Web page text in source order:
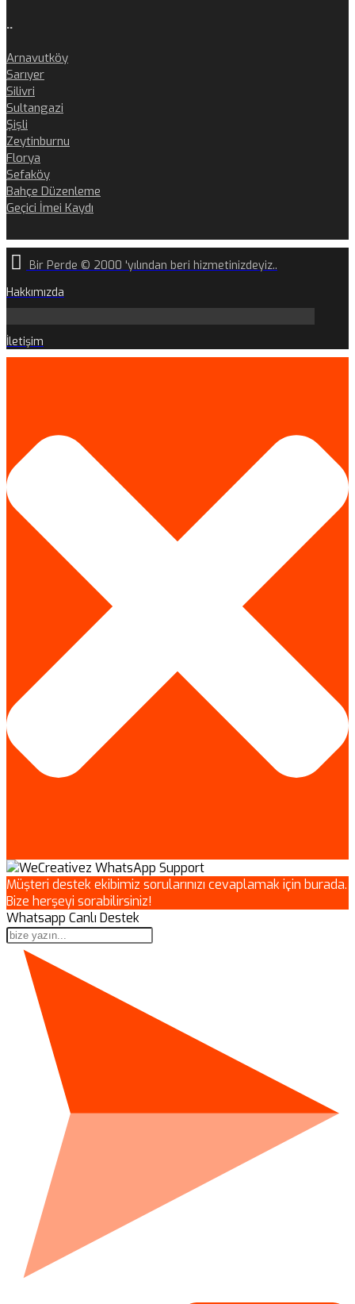
..
Arnavutköy
Sarıyer
Silivri
Sultangazi
Şişli
Zeytinburnu
Florya
Sefaköy
Bahçe Düzenleme
Geçici İmei Kaydı
Bir Perde © 2000 'yılından beri hizmetinizdeyiz..
Hakkımızda
İletişim
Müşteri destek ekibimiz sorularınızı cevaplamak için burada.
Bize herşeyi sorabilirsiniz!
Whatsapp Canlı Destek